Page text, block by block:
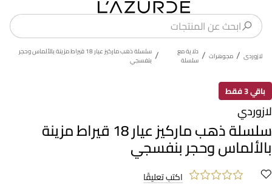
لازوردى / مجوهرات / دلاية مع
سلسلة / سلسلة ذهب ماركيز عيار 18 قيراط مزينة بالألماس وحجر
بنفسجي
باقي 3 فقط
لازوردي
سلسلة ذهب ماركيز عيار 18 قيراط مزينة
بالألماس وحجر بنفسجي
اكتب تعليقًا